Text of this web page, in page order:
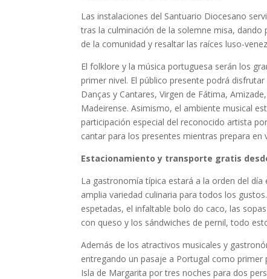
Las instalaciones del Santuario Diocesano
tras la culminación de la solemne misa,
de la comunidad y resaltar las raíces luso-
El folklore y la música portuguesa serán los
primer nivel. El público presente podrá
Danças y Cantares, Virgen de Fátima,
Madeirense. Asimismo, el ambiente musical
participación especial del reconocido artista
cantar para los presentes mientras prepara en
Estacionamiento y transporte gratis
La gastronomía típica estará a la orden del
amplia variedad culinaria para todos los
espetadas, el infaltable bolo do caco, las
con queso y los sándwiches de pernil, todo
Además de los atractivos musicales y
entregando un pasaje a Portugal como
Isla de Margarita por tres noches para dos